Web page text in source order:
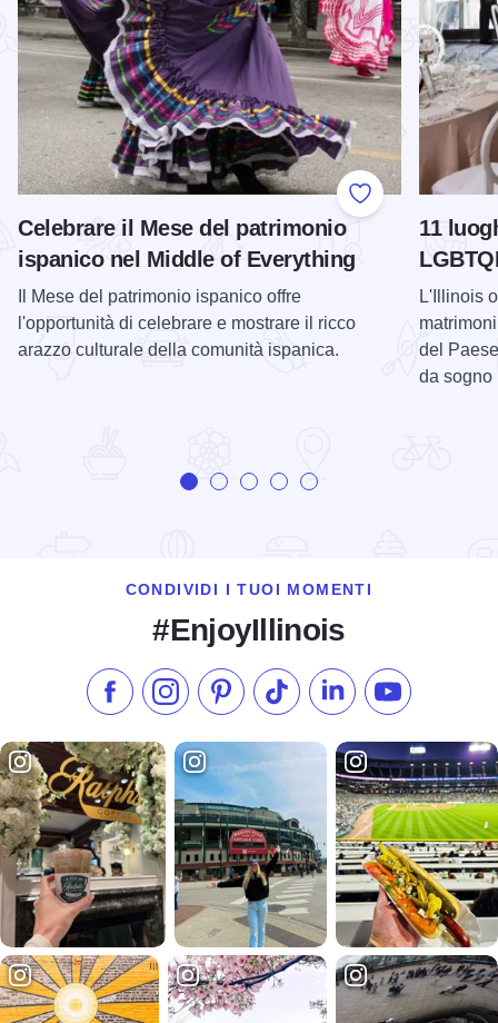
Add to Favorites
Celebrare il Mese del patrimonio
ispanico nel Middle of Everything
Il Mese del patrimonio ispanico offre
l'opportunità di celebrare e mostrare il ricco
arazzo culturale della comunità ispanica.
11
L'Illinois
del
da sogno
CONDIVIDI I TUOI MOMENTI
#EnjoyIllinois
Metti "Mi piace" su Facebook
Seguici su Instagram
Visita il nostro Pinterest
Seguici su TikTok
Seguici su LinkedIn
Iscriviti al